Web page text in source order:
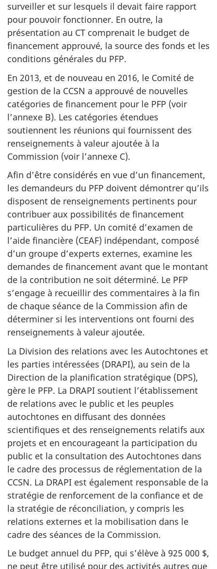
surveiller et sur lesquels il devait faire rapport
pour pouvoir fonctionner. En outre, la
présentation au CT comprenait le budget de
financement approuvé, la source des fonds et les
conditions générales du PFP.
En 2013, et de nouveau en 2016, le Comité de
gestion de la CCSN a approuvé de nouvelles
catégories de financement pour le PFP (voir
l’annexe B). Les catégories étendues
soutiennent les réunions qui fournissent des
renseignements à valeur ajoutée à la
Commission (voir l’annexe C).
Afin d’être considérés en vue d’un financement,
les demandeurs du PFP doivent démontrer qu’ils
disposent de renseignements pertinents pour
contribuer aux possibilités de financement
particulières du PFP. Un comité d’examen de
l’aide financière (CEAF) indépendant, composé
d’un groupe d’experts externes, examine les
demandes de financement avant que le montant
de la contribution ne soit déterminé. Le PFP
s’engage à recueillir des commentaires à la fin
de chaque séance de la Commission afin de
déterminer si les interventions ont fourni des
renseignements à valeur ajoutée.
La Division des relations avec les Autochtones et
les parties intéressées (DRAPI), au sein de la
Direction de la planification stratégique (DPS),
gère le PFP. La DRAPI soutient l’établissement
de relations avec le public et les peuples
autochtones en diffusant des données
scientifiques et des renseignements relatifs aux
projets et en encourageant la participation du
public et la consultation des Autochtones dans
le cadre des processus de réglementation de la
CCSN. La DRAPI est également responsable de la
stratégie de renforcement de la confiance et de
la stratégie de réconciliation, y compris les
relations externes et la mobilisation dans le
cadre des séances de la Commission.
Le budget annuel du PFP, qui s’élève à 925 000 $,
ne peut être utilisé pour des activités autres que